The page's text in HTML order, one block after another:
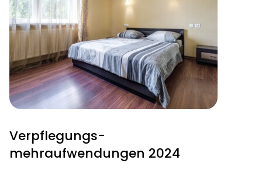
Verpflegungs­
mehraufwendungen 2024